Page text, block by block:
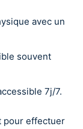
avec un
souvent
7j/7.
pour effectuer